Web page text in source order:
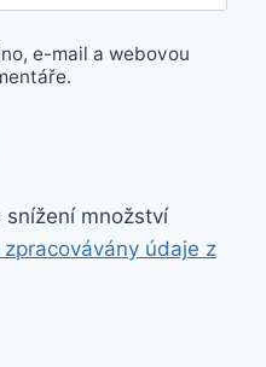
e-mail a webovou
snížení množství
údaje z